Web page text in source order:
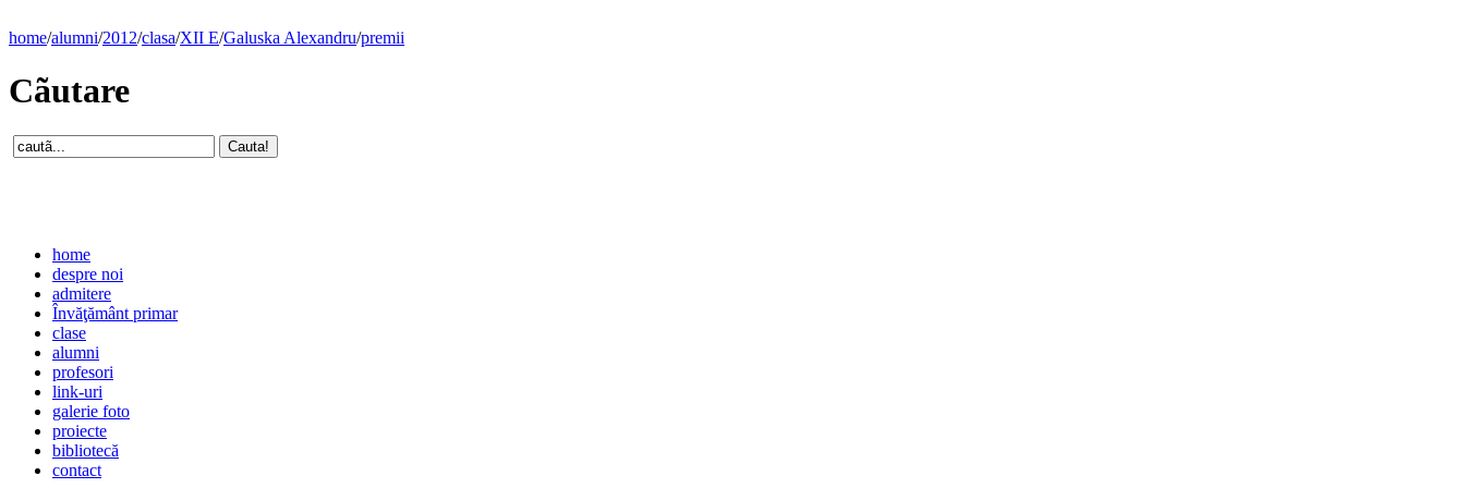
home/alumni/2012/clasa/XII E/Galuska Alexandru/premii
Cãutare
home
despre noi
admitere
Învăţământ primar
clase
alumni
profesori
link-uri
galerie foto
proiecte
bibliotecă
contact